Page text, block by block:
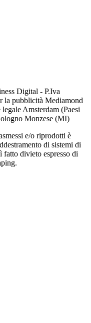
Digital - P.Iva
la pubblicità Mediamond
Amsterdam (Paesi
Monzese (MI)
e/o riprodotti è
di sistemi di
divieto espresso di